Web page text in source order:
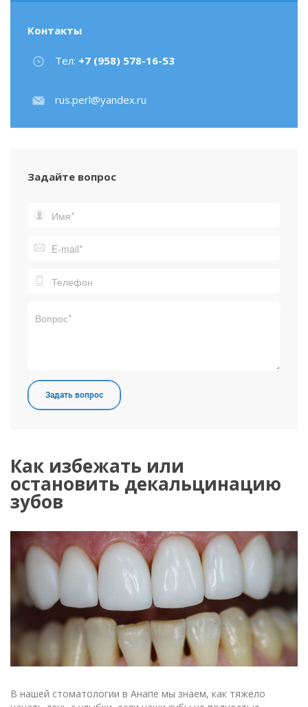
Контакты
Тел: +7 (958) 578-16-53
rus.perl@yandex.ru
Задайте вопрос
Как избежать или
остановить декальцинацию
зубов
В нашей стоматологии в Анапе мы знаем, как тяжело